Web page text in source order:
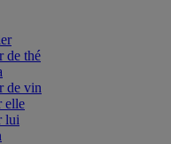
de thé
de vin
elle
lui